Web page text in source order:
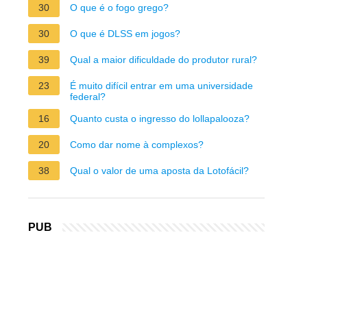
30 O que é o fogo grego?
30 O que é DLSS em jogos?
39 Qual a maior dificuldade do produtor rural?
23
É muito difícil entrar em uma universidade
federal?
16
Quanto custa o ingresso do lollapalooza?
20 Como dar nome à complexos?
38 Qual o valor de uma aposta da Lotofácil?
PUB